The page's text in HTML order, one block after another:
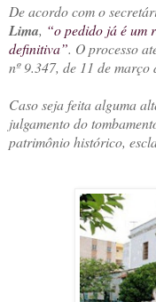
De acordo com o
Lima, “o pedido já é um
definitiva”. O processo
nº 9.347, de 11 de
Caso seja feita alguma
julgamento do
patrimônio histórico,